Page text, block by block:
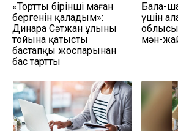
«Тортты бірінші маған
бергенін қаладым»:
Динара Сәтжан ұлының
тойына қатысты
бастапқы жоспарынан
бас тартты
Бала-
үшін
мән-